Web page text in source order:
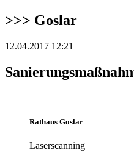
>>> Goslar
12.04.2017 12:21
Rathaus Goslar
Laserscanning